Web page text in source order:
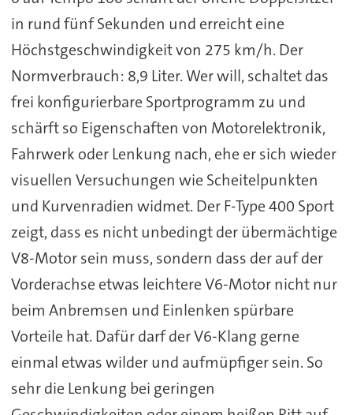
in rund fünf Sekunden und erreicht eine
Höchstgeschwindigkeit von 275 km/h. Der
Normverbrauch: 8,9 Liter. Wer will, schaltet das
frei konfigurierbare Sportprogramm zu und
schärft so Eigenschaften von Motorelektronik,
Fahrwerk oder Lenkung nach, ehe er sich wieder
visuellen Versuchungen wie Scheitelpunkten
und Kurvenradien widmet. Der F-Type 400 Sport
zeigt, dass es nicht unbedingt der übermächtige
V8-Motor sein muss, sondern dass der auf der
Vorderachse etwas leichtere V6-Motor nicht nur
beim Anbremsen und Einlenken spürbare
Vorteile hat. Dafür darf der V6-Klang gerne
einmal etwas wilder und aufmüpfiger sein. So
sehr die Lenkung bei geringen